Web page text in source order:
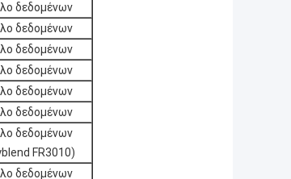
δεδομένων
δεδομένων
δεδομένων
δεδομένων
δεδομένων
δεδομένων
δεδομένων
FR3010)
δεδομένων